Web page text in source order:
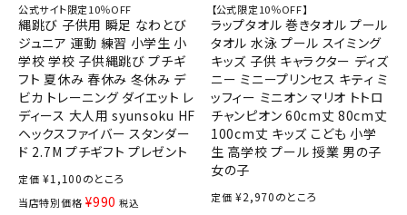
公式サイト限定10％OFF
縄跳び 子供用 瞬足 なわとび
ジュニア 運動 練習 小学生 小
学校 学校 子供縄跳び プチギ
フト 夏休み 春休み 冬休み デ
ビカ トレーニング ダイエット レ
ディース 大人用 syunsoku HF
ヘックスファイバー スタンダー
ド 2.7M プチギフト プレゼント
定価 ¥1,100のところ
当店特別価格 ¥990 税込
【公式限定10％OFF】
ラップタオル 巻きタオル プール
タオル 水泳 プール スイミング
キッズ 子供 キャラクター ディズ
ニー ミニープリンセス キティ ミ
ッフィー ミニオン マリオ トトロ
チャンピオン 60cm丈 80cm丈
100cm丈 キッズ こども 小学
生 高学校 プール 授業 男の子
女の子
定価 ¥2,970のところ